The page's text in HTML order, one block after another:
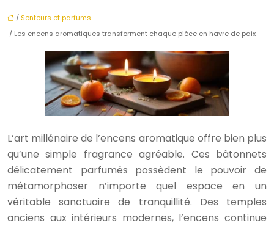
/ Senteurs et parfums
/ Les encens aromatiques transforment chaque pièce en havre de paix
L’art millénaire de l’encens aromatique offre bien plus
qu’une simple fragrance agréable. Ces bâtonnets
délicatement parfumés possèdent le pouvoir de
métamorphoser n’importe quel espace en un
véritable sanctuaire de tranquillité. Des temples
anciens aux intérieurs modernes, l’encens continue